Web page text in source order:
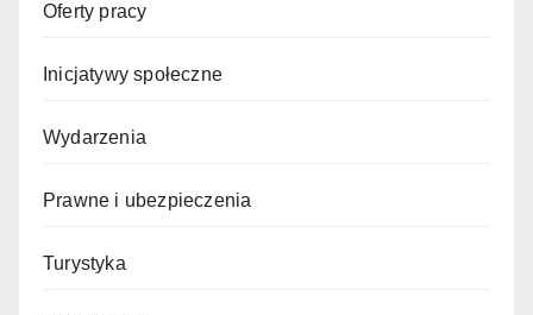
Oferty pracy
Inicjatywy społeczne
Wydarzenia
Prawne i ubezpieczenia
Turystyka